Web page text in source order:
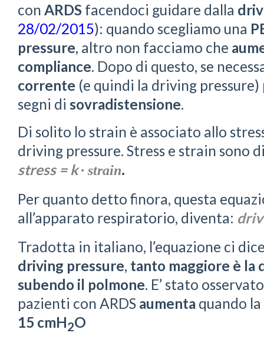
con ARDS facendoci guidare dalla
28/02/2015): quando scegliamo una
pressure, altro non facciamo che
compliance. Dopo di questo, se
corrente (e quindi la driving
segni di sovradistensione.
Di solito lo strain è associato allo
driving pressure. Stress e strain
stress = k· strain.
Per quanto detto finora, questa
all’apparato respiratorio, diventa:
Tradotta in italiano, l’equazione ci
driving pressure, tanto maggiore è la
subendo il polmone. E’ stato
pazienti con ARDS aumenta quando la
15 cmH2O